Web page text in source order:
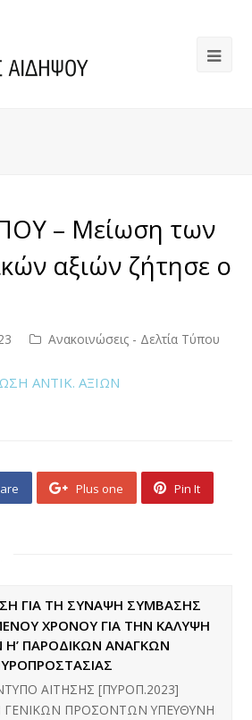
– Μείωση των
αξιών ζήτησε ο
Ανακοινώσεις - Δελτία Τύπου
ΑΝΤΙΚ. ΑΞΙΩΝ
Plus one Pin It
ΓΙΑ ΤΗ ΣΥΝΑΨΗ ΣΥΜΒΑΣΗΣ
ΧΡΟΝΟΥ ΓΙΑ ΤΗΝ ΚΑΛΥΨΗ
Η’ ΠΑΡΟΔΙΚΩΝ ΑΝΑΓΚΩΝ
ΑΙΤΗΣΗΣ [ΠΥΡΟΠ.2023]
ΓΕΝΙΚΩΝ ΠΡΟΣΟΝΤΩΝ ΥΠΕΥΘΥΝΗ